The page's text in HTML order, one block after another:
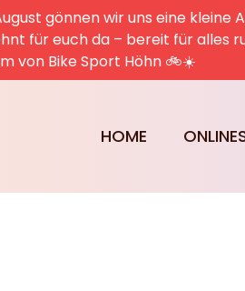
gönnen wir uns eine kleine
für euch da – bereit für alles
von Bike Sport Höhn 🚲☀️
HOME